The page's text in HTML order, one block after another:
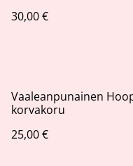
30,00 €
Vaaleanpunainen
korvakoru
25,00 €